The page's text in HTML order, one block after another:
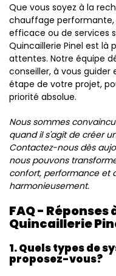
Que vous soyez à la
chauffage
efficace ou de services
Quincaillerie Pinel est là
attentes. Notre équipe
conseiller, à vous
étape de votre projet,
priorité absolue.
Nous sommes
quand il s'agit de créer
Contactez-nous dès
nous pouvons
confort, performance et
harmonieusement.
FAQ - Réponses
Quincaillerie
1. Quels types de
proposez-vous?